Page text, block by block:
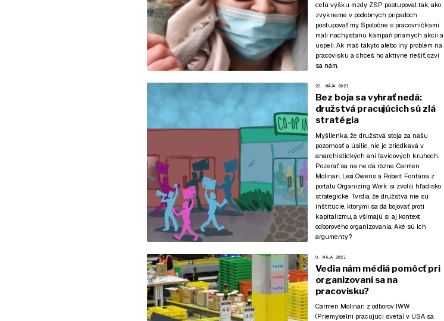
celú výšku mzdy. ZSP postupoval tak, ako
zvykneme v podobných prípadoch
postupovať my. Spoločne s pracovníčkami
mali nachystanú kampaň priamych akcií a
uspeli. Ak máš takýto alebo iný problém na
pracovisku a chceš ho aktívne riešiť, ozvi
sa nám.
22. MÁJA 2021
Bez boja sa vyhrať nedá:
družstvá pracujúcich sú zlá
stratégia
Myšlienka, že družstvá stoja za našu
pozornosť a úsilie, nie je zriedkavá v
anarchistických ani ľavicových kruhoch.
Pozerať sa na ne dá rôzne. Carmen
Molinari, Lexi Owens a Robert Fontana z
portálu Organizing Work si zvolili hľadisko
strategické. Tvrdia, že družstvá nie sú
inštitúcie, ktorými sa dá bojovať proti
kapitalizmu, a všímajú si aj kontext
odborového organizovania. Aké sú ich
argumenty?
9. MÁJA 2021
Vedia nám médiá pomôcť pri
organizovaní sa na
pracovisku?
Carmen Molinari z odborov IWW
(Priemyselní pracujúci sveta) v USA sa